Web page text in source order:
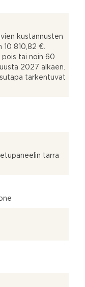
kustannusten
810,82 €.
pois tai noin 60
2027 alkaen.
tarkentuvat
tarra